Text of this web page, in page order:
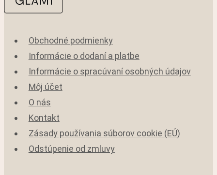
Obchodné podmienky
Informácie o dodaní a platbe
Informácie o spracúvaní osobných údajov
Môj účet
O nás
Kontakt
Zásady používania súborov cookie (EÚ)
Odstúpenie od zmluvy